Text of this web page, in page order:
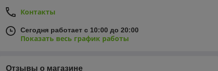
Контакты
Сегодня работает с 10:00 до 20:00
Показать весь график работы
Отзывы о магазине